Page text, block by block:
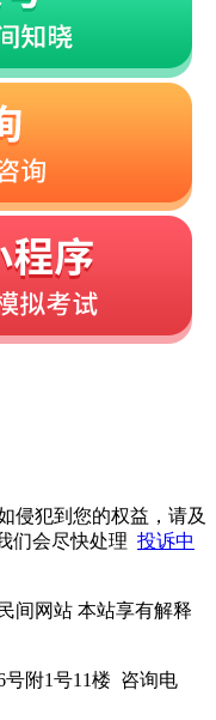
侵犯到您的权益，请及
们会尽快处理 投诉中
间网站 本站享有解释
号附1号11楼 咨询电